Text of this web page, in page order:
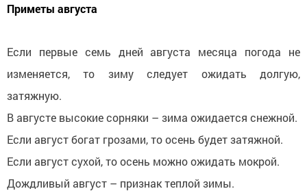
Приметы августа
Если первые семь дней августа месяца погода не
изменяется, то зиму следует ожидать долгую,
затяжную.
В августе высокие сорняки – зима ожидается снежной.
Если август богат грозами, то осень будет затяжной.
Если август сухой, то осень можно ожидать мокрой.
Дождливый август – признак теплой зимы.